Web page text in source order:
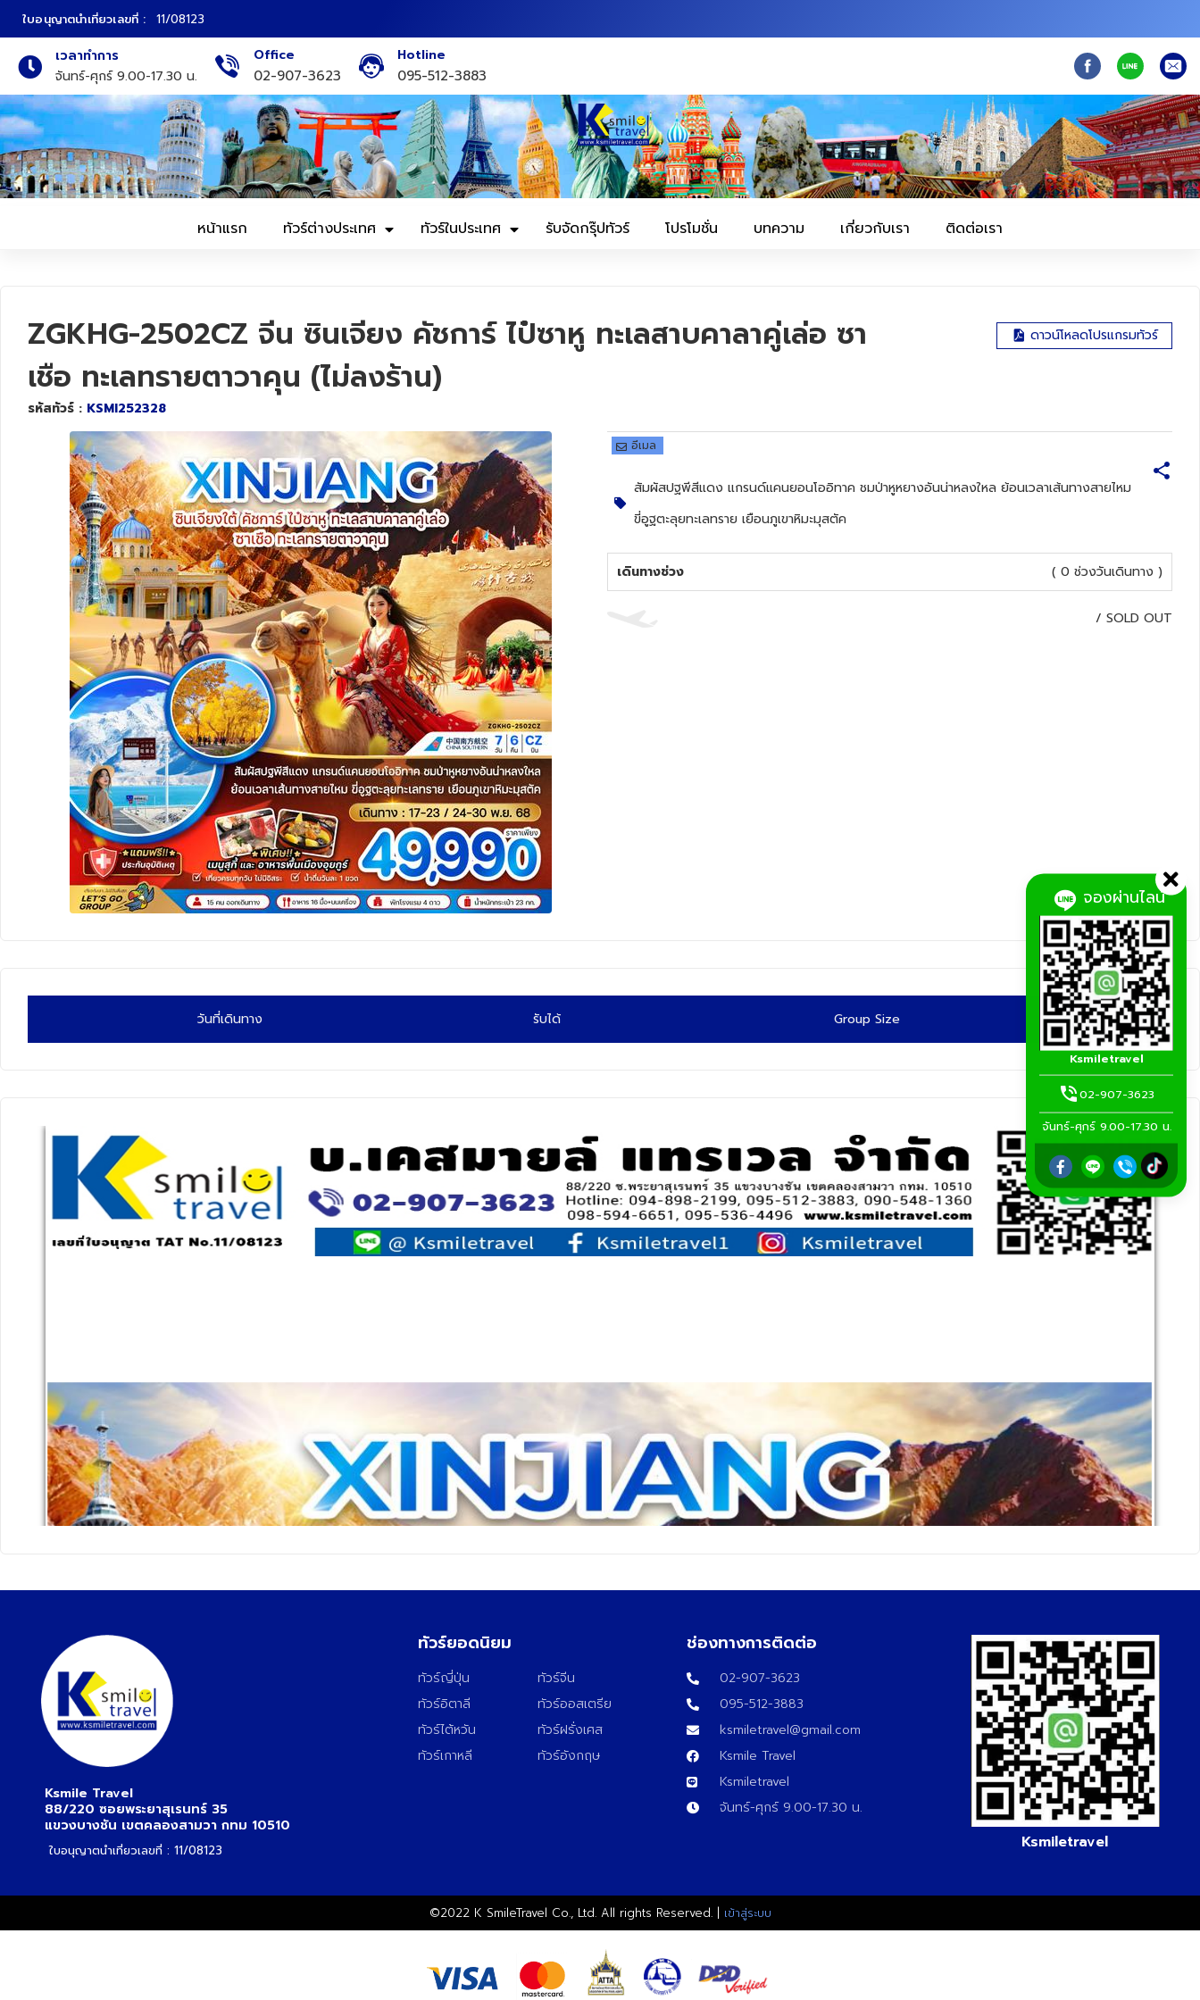
ใบอนุญาตนำเที่ยวเลขที่ : 11/08123
เวลาทำการ
จันทร์-ศุกร์ 9.00-17.30 น.
Office
02-907-3623
Hotline
095-512-3883
หน้าแรก ทัวร์ต่างประเทศ ทัวร์ในประเทศ รับจัดกรุ๊ปทัวร์ โปรโมชั่น บทความ เกี่ยวกับเรา ติดต่อเรา
ZGKHG-2502CZ จีน ซินเจียง คัชการ์ ไป๋ซาหู ทะเลสาบคาลาคู่เล่อ ซา
เชือ ทะเลทรายตาวาคุน (ไม่ลงร้าน)
รหัสทัวร์ : KSMI252328
ดาวน์โหลดโปรแกรมทัวร์
อีเมล
สัมผัสปฐพีสีแดง แกรนด์แคนยอนโออิทาค ชมป่าหูหยางอันน่าหลงใหล ย้อนเวลาเส้นทางสายไหม
ขี่อูฐตะลุยทะเลทราย เยือนภูเขาหิมะมุสตัค
เดินทางช่วง ( 0 ช่วงวันเดินทาง )
/ SOLD OUT
วันที่เดินทาง รับได้ Group Size
จองผ่านไลน์
Ksmiletravel
02-907-3623
จันทร์-ศุกร์ 9.00-17.30 น.
Ksmile Travel
88/220 ซอยพระยาสุเรนทร์ 35
แขวงบางชัน เขตคลองสามวา กทม 10510
ใบอนุญาตนำเที่ยวเลขที่ : 11/08123
ทัวร์ยอดนิยม
ทัวร์ญี่ปุ่น
ทัวร์อิตาลี
ทัวร์ไต้หวัน
ทัวร์เกาหลี
ทัวร์จีน
ทัวร์ออสเตรีย
ทัวร์ฝรั่งเศส
ทัวร์อังกฤษ
ช่องทางการติดต่อ
02-907-3623
095-512-3883
ksmiletravel@gmail.com
Ksmile Travel
Ksmiletravel
จันทร์-ศุกร์ 9.00-17.30 น.
Ksmiletravel
©2022 K SmileTravel Co., Ltd. All rights Reserved. | เข้าสู่ระบบ
ทัวร์ญี่ปุ่น
ทัวร์เกาหลี
ทัวร์ยุโรป
ทัวร์สแกนดิเนเวีย
ทัวร์สิงคโปร์
ทัวร์ตุรเคีย
ทัวร์สวิตเซอร์แลนด์
ทัวร์พม่า
ทัวร์ลาว
ทัวร์มัลดีฟส์
ทัวร์เวียดนาม
ทัวร์อียิปต์
ทัวร์จอร์เจีย
ทัวร์อินเดีย
ทัวร์บาหลี
ทัวร์นิวซีแลนด์
ทัวร์ออสเตรเลีย
ภาคเหนือ
ภาคกลาง
ภาคอีสาน
ภาคตะวันตก